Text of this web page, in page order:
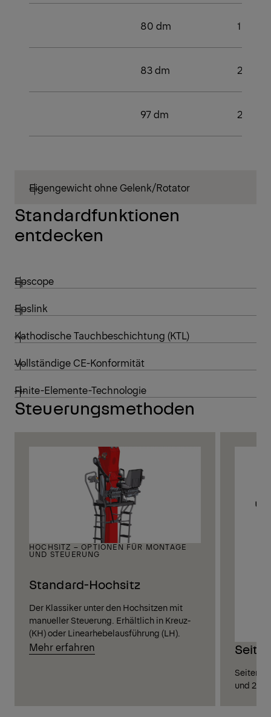
80 dm 1
83 dm 2
97 dm 2
Eigengewicht ohne Gelenk/Rotator
Standardfunktionen
entdecken
Epscope
Epslink
Kathodische Tauchbeschichtung (KTL)
Vollständige CE-Konformität
Finite-Elemente-Technologie
Steuerungsmethoden
HOCHSITZ – OPTIONEN FÜR MONTAGE
UND STEUERUNG
Standard-Hochsitz
Der Klassiker unter den Hochsitzen mit
manueller Steuerung. Erhältlich in Kreuz-
(KH) oder Linearhebelausführung (LH).
Mehr erfahren
und 2